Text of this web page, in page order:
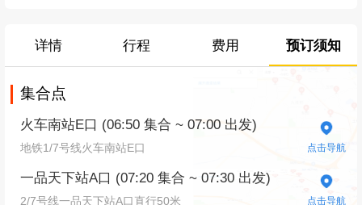
详情 行程 费用 预订须知
集合点
火车南站E口 (06:50 集合 ~ 07:00 出发)
地铁1/7号线火车南站E口 点击导航
一品天下站A口 (07:20 集合 ~ 07:30 出发)
2/7号线一品天下站A口直行50米 点击导航